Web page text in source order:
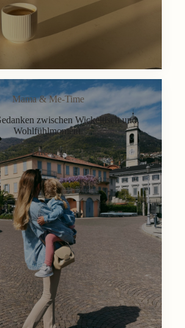
Mama & Me-Time
zwischen Wickeltisch und
Wohlfühlmoment.
Lifestyle